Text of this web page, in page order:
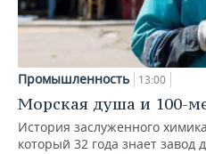
Промышленность 13:00
Морская душа и 100-
История заслуженного
который 32 года знает завод